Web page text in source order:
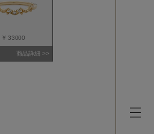
¥ 33000
商品詳細 >>